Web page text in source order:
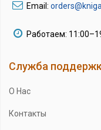
Email:
Работаем:
Служба
О Нас
Контакты